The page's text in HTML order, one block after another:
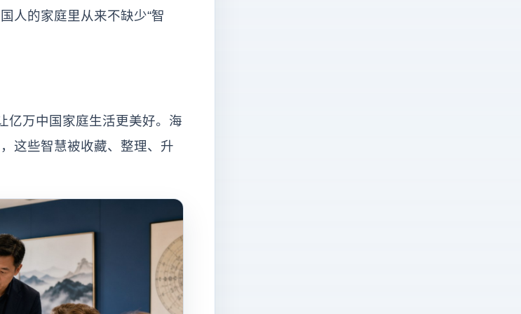
人的家庭里从来不缺少“智
亿万中国家庭生活更美好。海
这些智慧被收藏、整理、升